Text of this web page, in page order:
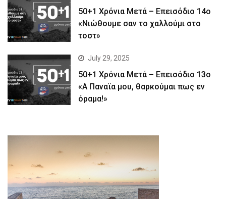
50+1 Χρόνια Μετά – Επεισόδιο 14ο
«Νιώθουμε σαν το χαλλούμι στο
τοστ»
July 29, 2025
50+1 Χρόνια Μετά – Επεισόδιο 13ο
«Α Παναϊα μου, θαρκούμαι πως εν
όραμα!»